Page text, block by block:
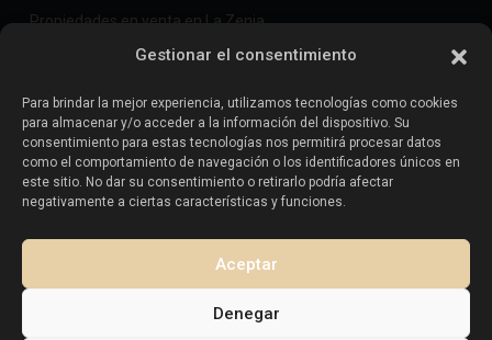
Gestionar el consentimiento
Para brindar la mejor experiencia, utilizamos tecnologías como cookies
para almacenar y/o acceder a la información del dispositivo. Su
consentimiento para estas tecnologías nos permitirá procesar datos
como el comportamiento de navegación o los identificadores únicos en
este sitio. No dar su consentimiento o retirarlo podría afectar
negativamente a ciertas características y funciones.
Aceptar
Denegar
Propiedades en venta en La Zenia
Propiedades en venta en Cabo Roig
Vende tu propiedad:
Vender propiedad en La Mata